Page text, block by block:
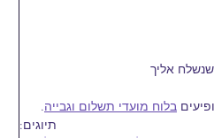
אליך
בלוח מועדי תשלום וגבייה.
תיוגים: